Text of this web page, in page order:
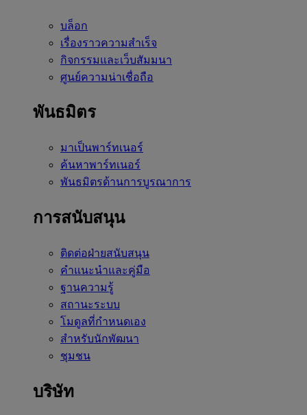
บล็อก
เรื่องราวความสำเร็จ
กิจกรรมและเว็บสัมมนา
ศูนย์ความน่าเชื่อถือ
พันธมิตร
มาเป็นพาร์ทเนอร์
ค้นหาพาร์ทเนอร์
พันธมิตรด้านการบูรณาการ
การสนับสนุน
ติดต่อฝ่ายสนับสนุน
คำแนะนำและคู่มือ
ฐานความรู้
สถานะระบบ
โมดูลที่กำหนดเอง
สำหรับนักพัฒนา
ชุมชน
บริษัท